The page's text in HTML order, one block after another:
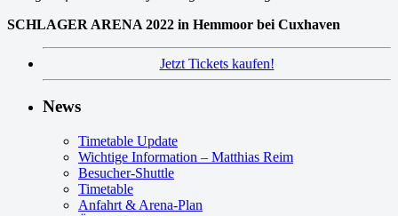
SCHLAGER ARENA 2022 in Hemmoor bei Cuxhaven
Jetzt Tickets kaufen!
News
Timetable Update
Wichtige Information – Matthias Reim
Besucher-Shuttle
Timetable
Anfahrt & Arena-Plan